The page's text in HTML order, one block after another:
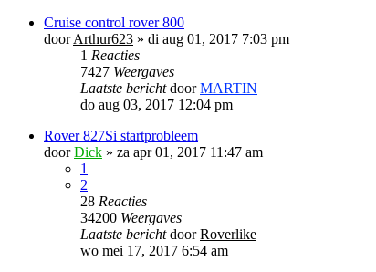
Cruise control rover 800
doorArthur623 » di aug 01, 2017 7:03 pm
1 Reacties
7427 Weergaves
Laatste berichtdoorMARTIN
do aug 03, 2017 12:04 pm
Rover 827Si startprobleem
doorDick » za apr 01, 2017 11:47 am
1
2
28 Reacties
34200 Weergaves
Laatste berichtdoorRoverlike
wo mei 17, 2017 6:54 am